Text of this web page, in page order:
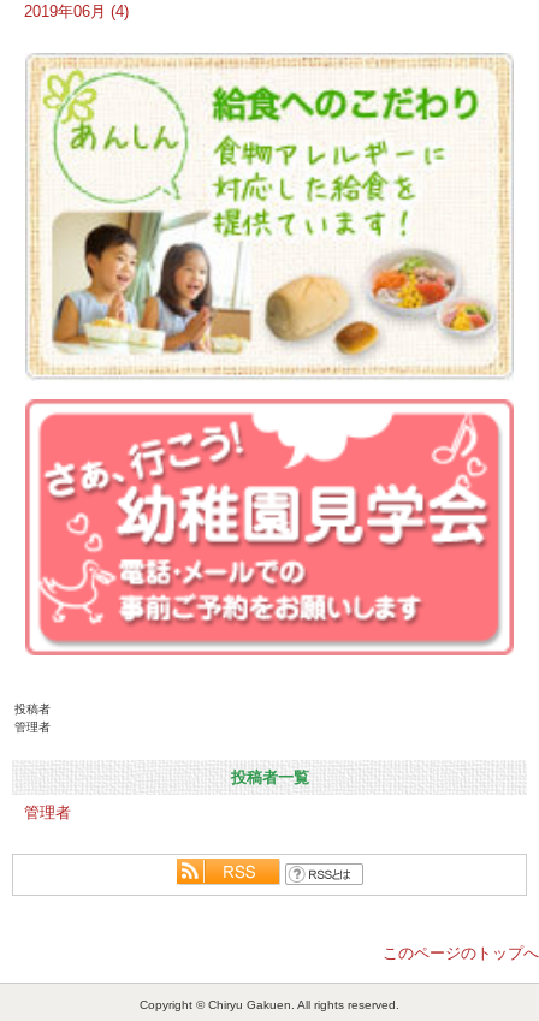
2019年06月 (4)
投稿者
管理者
投稿者一覧
管理者
このページのトップへ
Copyright © Chiryu Gakuen. All rights reserved.